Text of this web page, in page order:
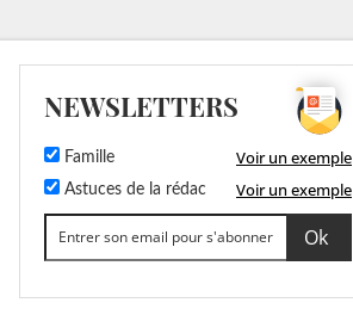
NEWSLETTERS
Famille Voir un exemple
Astuces de la rédac Voir un exemple